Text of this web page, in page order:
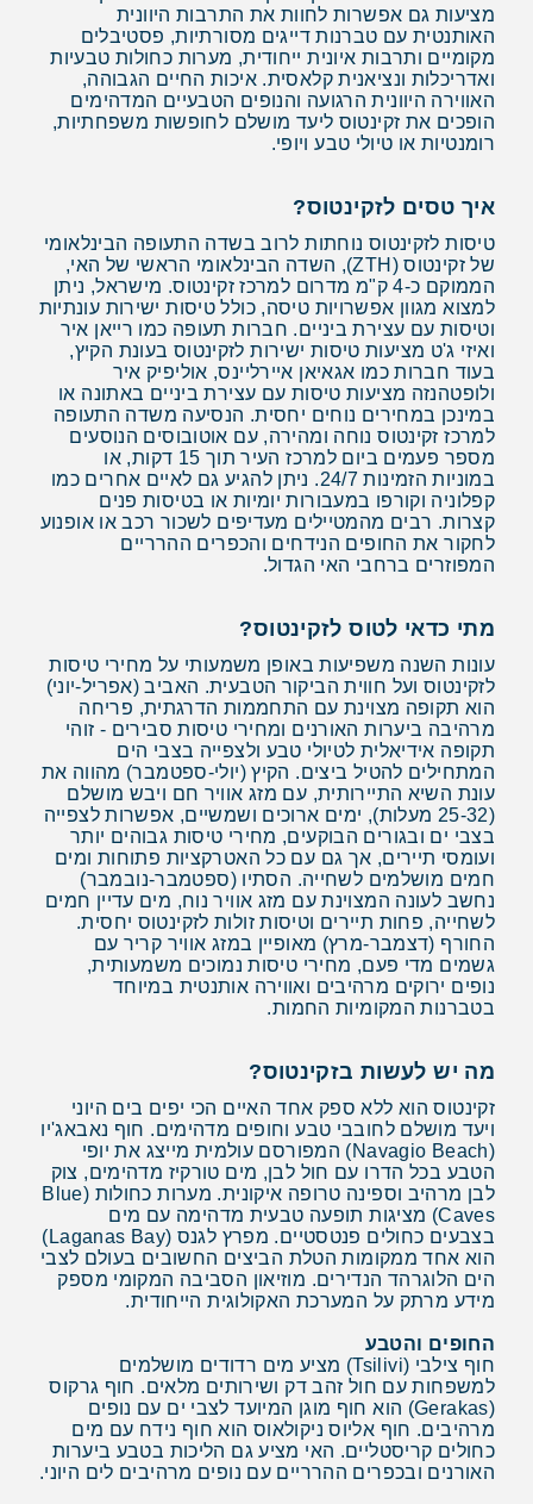
מציעות גם אפשרות לחוות את התרבות היוונית
האותנטית עם טברנות דייגים מסורתיות, פסטיבלים
מקומיים ותרבות איונית ייחודית, מערות כחולות טבעיות
ואדריכלות ונציאנית קלאסית. איכות החיים הגבוהה,
האווירה היוונית הרגועה והנופים הטבעיים המדהימים
הופכים את זקינטוס ליעד מושלם לחופשות משפחתיות,
רומנטיות או טיולי טבע ויופי.
איך טסים לזקינטוס?
טיסות לזקינטוס נוחתות לרוב בשדה התעופה הבינלאומי
של זקינטוס (ZTH), השדה הבינלאומי הראשי של האי,
הממוקם כ-4 ק"מ מדרום למרכז זקינטוס. מישראל, ניתן
למצוא מגוון אפשרויות טיסה, כולל טיסות ישירות עונתיות
וטיסות עם עצירת ביניים. חברות תעופה כמו רייאן איר
ואיזי ג'ט מציעות טיסות ישירות לזקינטוס בעונת הקיץ,
בעוד חברות כמו אגאיאן איירליינס, אוליפיק איר
ולופטהנזה מציעות טיסות עם עצירת ביניים באתונה או
במינכן במחירים נוחים יחסית. הנסיעה משדה התעופה
למרכז זקינטוס נוחה ומהירה, עם אוטובוסים הנוסעים
מספר פעמים ביום למרכז העיר תוך 15 דקות, או
במוניות הזמינות 24/7. ניתן להגיע גם לאיים אחרים כמו
קפלוניה וקורפו במעבורות יומיות או בטיסות פנים
קצרות. רבים מהמטיילים מעדיפים לשכור רכב או אופנוע
לחקור את החופים הנידחים והכפרים ההרריים
המפוזרים ברחבי האי הגדול.
מתי כדאי לטוס לזקינטוס?
עונות השנה משפיעות באופן משמעותי על מחירי טיסות
לזקינטוס ועל חווית הביקור הטבעית. האביב (אפריל-יוני)
הוא תקופה מצוינת עם התחממות הדרגתית, פריחה
מרהיבה ביערות האורנים ומחירי טיסות סבירים - זוהי
תקופה אידיאלית לטיולי טבע ולצפייה בצבי הים
המתחילים להטיל ביצים. הקיץ (יולי-ספטמבר) מהווה את
עונת השיא התיירותית, עם מזג אוויר חם ויבש מושלם
(25-32 מעלות), ימים ארוכים ושמשיים, אפשרות לצפייה
בצבי ים ובגורים הבוקעים, מחירי טיסות גבוהים יותר
ועומסי תיירים, אך גם עם כל האטרקציות פתוחות ומים
חמים מושלמים לשחייה. הסתיו (ספטמבר-נובמבר)
נחשב לעונה המצוינת עם מזג אוויר נוח, מים עדיין חמים
לשחייה, פחות תיירים וטיסות זולות לזקינטוס יחסית.
החורף (דצמבר-מרץ) מאופיין במזג אוויר קריר עם
גשמים מדי פעם, מחירי טיסות נמוכים משמעותית,
נופים ירוקים מרהיבים ואווירה אותנטית במיוחד
בטברנות המקומיות החמות.
מה יש לעשות בזקינטוס?
זקינטוס הוא ללא ספק אחד האיים הכי יפים בים היוני
ויעד מושלם לחובבי טבע וחופים מדהימים. חוף נאבאג'יו
(Navagio Beach) המפורסם עולמית מייצג את יופי
הטבע בכל הדרו עם חול לבן, מים טורקיז מדהימים, צוק
לבן מרהיב וספינה טרופה איקונית. מערות כחולות (Blue
Caves) מציגות תופעה טבעית מדהימה עם מים
בצבעים כחולים פנטסטיים. מפרץ לגנס (Laganas Bay)
הוא אחד ממקומות הטלת הביצים החשובים בעולם לצבי
הים הלוגרהד הנדירים. מוזיאון הסביבה המקומי מספק
מידע מרתק על המערכת האקולוגית הייחודית.
החופים והטבע
חוף צילבי (Tsilivi) מציע מים רדודים מושלמים
למשפחות עם חול זהב דק ושירותים מלאים. חוף גרקוס
(Gerakas) הוא חוף מוגן המיועד לצבי ים עם נופים
מרהיבים. חוף אליוס ניקולאוס הוא חוף נידח עם מים
כחולים קריסטליים. האי מציע גם הליכות בטבע ביערות
האורנים ובכפרים ההרריים עם נופים מרהיבים לים היוני.